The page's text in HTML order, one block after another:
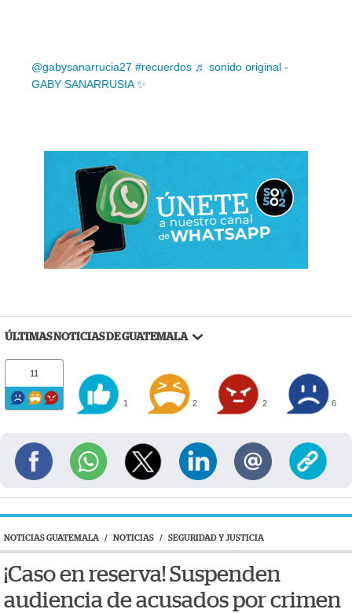
@gabysanarrucia27 #recuerdos ♬ sonido original -
GABY SANARRUSIA ✨
ÚLTIMAS NOTICIAS DE GUATEMALA
11
1 2 2 6
NOTICIAS GUATEMALA / NOTICIAS / SEGURIDAD Y JUSTICIA
¡Caso en reserva! Suspenden
audiencia de acusados por crimen